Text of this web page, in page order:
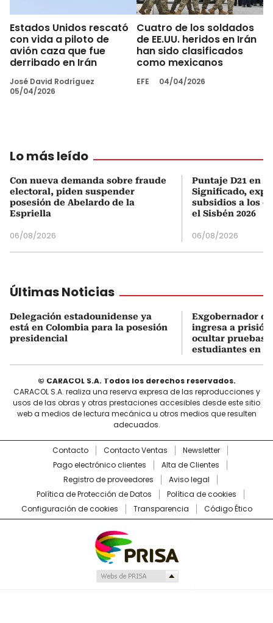
Estados Unidos rescató
con vida a piloto de
avión caza que fue
derribado en Irán
José David Rodríguez
05/04/2026
Cuatro de los soldados
de EE.UU. heridos en Irán
han sido clasificados
como mexicanos
EFE 04/04/2026
Lo más leído
Con nueva demanda sobre fraude
electoral, piden suspender
posesión de Abelardo de la
Espriella
06/08/2026
Puntaje D21 en
Significado,
subsidios a los
el Sisbén 2026
06/08/2026
Últimas Noticias
Delegación estadounidense ya
está en Colombia para la posesión
presidencial
Exgobernador
ingresa a prisión
ocultar pruebas
estudiantes en
© CARACOL S.A. Todos los derechos reservados.
CARACOL S.A. realiza una reserva expresa de las reproducciones y
usos de las obras y otras prestaciones accesibles desde este sitio
web a medios de lectura mecánica u otros medios que resulten
adecuados.
Contacto Contacto Ventas
Newsletter
Pago electrónico clientes
Alta de Clientes
Registro de proveedores
Aviso legal
Política de Protección de Datos
Política de cookies
Configuración de cookies
Transparencia Código Ético